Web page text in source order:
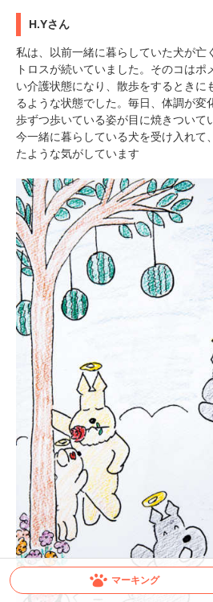
H.Yさん
私は、以前一緒に暮らしていた犬が亡
トロスが続いていました。そのコはポ
い介護状態になり、散歩をするときに
るような状態でした。毎日、体調が変
歩ずつ歩いている姿が目に焼きついて
今一緒に暮らしている犬を受け入れて
たような気がしています
マーキング